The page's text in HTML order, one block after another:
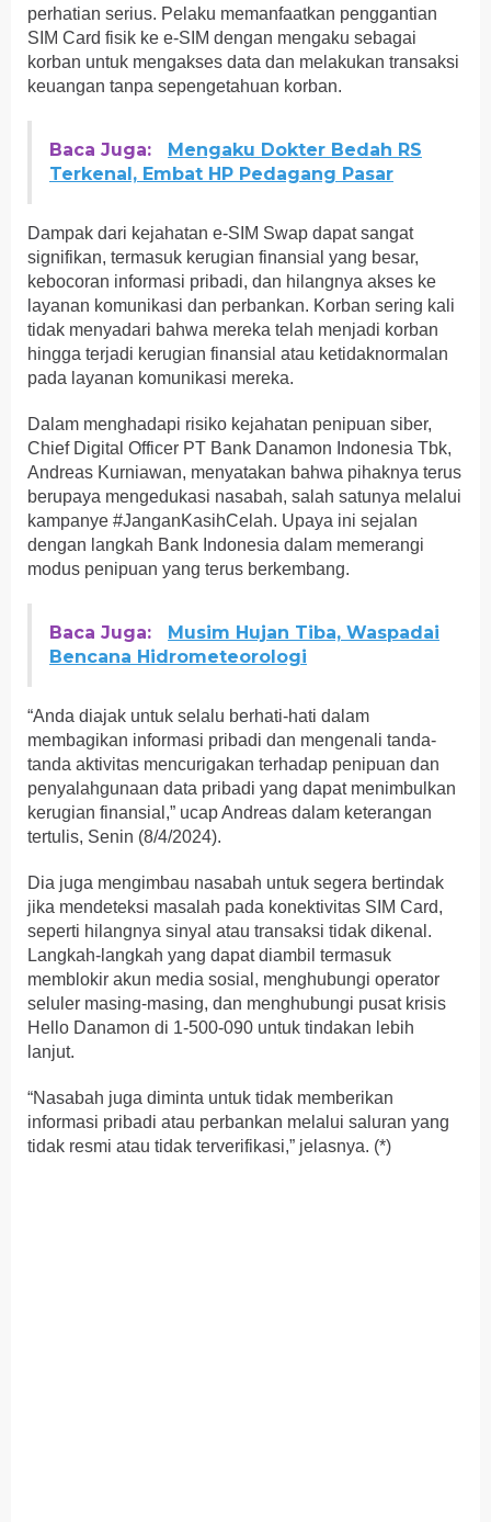
perhatian serius. Pelaku memanfaatkan penggantian
SIM Card fisik ke e-SIM dengan mengaku sebagai
korban untuk mengakses data dan melakukan transaksi
keuangan tanpa sepengetahuan korban.
Baca Juga:
Mengaku Dokter Bedah RS
Terkenal, Embat HP Pedagang Pasar
Dampak dari kejahatan e-SIM Swap dapat sangat
signifikan, termasuk kerugian finansial yang besar,
kebocoran informasi pribadi, dan hilangnya akses ke
layanan komunikasi dan perbankan. Korban sering kali
tidak menyadari bahwa mereka telah menjadi korban
hingga terjadi kerugian finansial atau ketidaknormalan
pada layanan komunikasi mereka.
Dalam menghadapi risiko kejahatan penipuan siber,
Chief Digital Officer PT Bank Danamon Indonesia Tbk,
Andreas Kurniawan, menyatakan bahwa pihaknya terus
berupaya mengedukasi nasabah, salah satunya melalui
kampanye #JanganKasihCelah. Upaya ini sejalan
dengan langkah Bank Indonesia dalam memerangi
modus penipuan yang terus berkembang.
Baca Juga:
Musim Hujan Tiba, Waspadai
Bencana Hidrometeorologi
“Anda diajak untuk selalu berhati-hati dalam
membagikan informasi pribadi dan mengenali tanda-
tanda aktivitas mencurigakan terhadap penipuan dan
penyalahgunaan data pribadi yang dapat menimbulkan
kerugian finansial,” ucap Andreas dalam keterangan
tertulis, Senin (8/4/2024).
Dia juga mengimbau nasabah untuk segera bertindak
jika mendeteksi masalah pada konektivitas SIM Card,
seperti hilangnya sinyal atau transaksi tidak dikenal.
Langkah-langkah yang dapat diambil termasuk
memblokir akun media sosial, menghubungi operator
seluler masing-masing, dan menghubungi pusat krisis
Hello Danamon di 1-500-090 untuk tindakan lebih
lanjut.
“Nasabah juga diminta untuk tidak memberikan
informasi pribadi atau perbankan melalui saluran yang
tidak resmi atau tidak terverifikasi,” jelasnya. (*)